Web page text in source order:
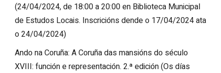
(24/04/2024, de 18:00 a 20:00en Biblioteca Municipal
de Estudos Locais. Inscricións dende o 17/04/2024 ata
o 24/04/2024)
Ando na Coruña: A Coruña das mansións do século
XVIII: función e representación. 2.ª edición(Os días